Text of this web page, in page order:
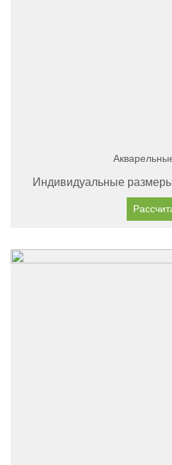
Индивидуальные